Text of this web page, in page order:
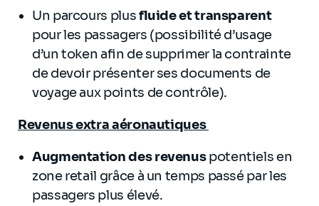
Un parcours plusfluide et transparent
pour les passagers (possibilité d’usage
d’un token afin de supprimer la contrainte
de devoir présenter ses documents de
voyage aux points de contrôle).
Revenus extra aéronautiques
Augmentation des revenuspotentiels en
zone retail grâce à un temps passé par les
passagers plus élevé.